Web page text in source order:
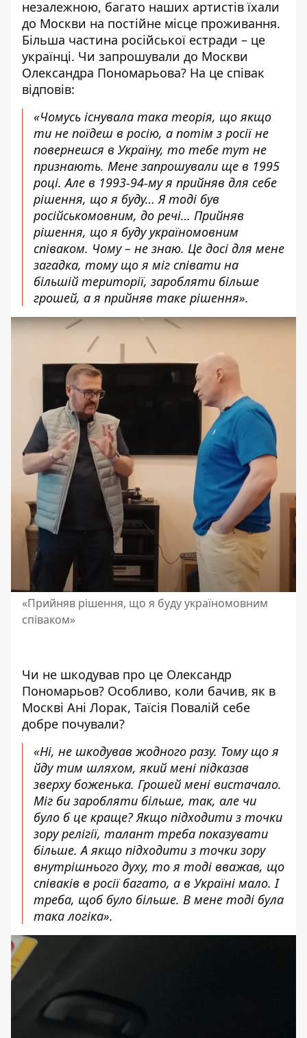
незалежною, багато наших артистів їхали
до Москви на постійне місце проживання.
Більша частина російської естради – це
українці. Чи запрошували до Москви
Олександра Пономарьова? На це співак
відповів:
«Чомусь існувала така теорія, що якщо
ти не поїдеш в росію, а потім з росії не
повернешся в Україну, то тебе тут не
признають. Мене запрошували ще в 1995
році. Але в 1993-94-му я прийняв для себе
рішення, що я буду… Я тоді був
російськомовним, до речі… Прийняв
рішення, що я буду україномовним
співаком. Чому – не знаю. Це досі для мене
загадка, тому що я міг співати на
більшій території, заробляти більше
грошей, а я прийняв таке рішення».
«Прийняв рішення, що я буду україномовним
співаком»
Чи не шкодував про це Олександр
Пономарьов? Особливо, коли бачив, як в
Москві Ані Лорак, Таїсія Повалій себе
добре почували?
«Ні, не шкодував жодного разу. Тому що я
йду тим шляхом, який мені підказав
зверху боженька. Грошей мені вистачало.
Міг би заробляти більше, так, але чи
було б це краще? Якщо підходити з точки
зору релігії, талант треба показувати
більше. А якщо підходити з точки зору
внутрішнього духу, то я тоді вважав, що
співаків в росії багато, а в Україні мало. І
треба, щоб було більше. В мене тоді була
така логіка».